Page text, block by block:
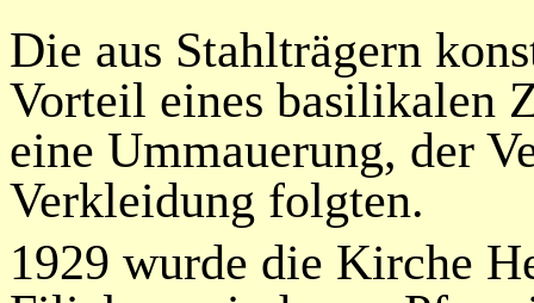
Die aus Stahlträgern
Vorteil eines basilikalen
eine Ummauerung, der
Verkleidung folgten.
1929 wurde die Kirche